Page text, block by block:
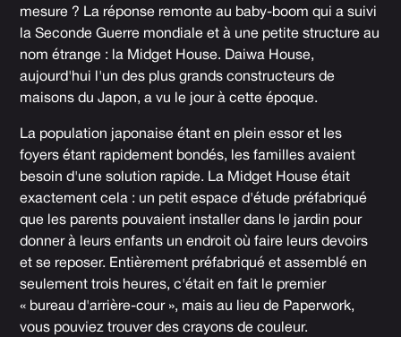
mesure ? La réponse remonte au baby-boom qui a suivi
la Seconde Guerre mondiale et à une petite structure au
nom étrange : la Midget House. Daiwa House,
aujourd'hui l'un des plus grands constructeurs de
maisons du Japon, a vu le jour à cette époque.
La population japonaise étant en plein essor et les
foyers étant rapidement bondés, les familles avaient
besoin d'une solution rapide. La Midget House était
exactement cela : un petit espace d'étude préfabriqué
que les parents pouvaient installer dans le jardin pour
donner à leurs enfants un endroit où faire leurs devoirs
et se reposer. Entièrement préfabriqué et assemblé en
seulement trois heures, c'était en fait le premier
« bureau d'arrière-cour », mais au lieu de Paperwork,
vous pouviez trouver des crayons de couleur.